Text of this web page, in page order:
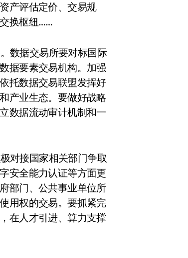
产评估定价、交易规
换枢纽……
数据交易所要对标国际
据要素交易机构。加强
托数据交易联盟发挥好
产业生态。要做好战略
数据流动审计机制和一
对接国家相关部门争取
安全能力认证等方面更
部门、公共事业单位所
用权的交易。要抓紧完
在人才引进、算力支撑